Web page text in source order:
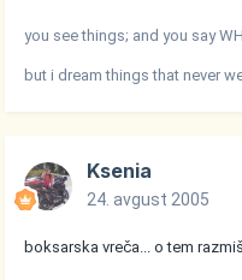
you see things; and you say
but i dream things that never
Ksenia
24. avgust 2005
boksarska vreča... o tem